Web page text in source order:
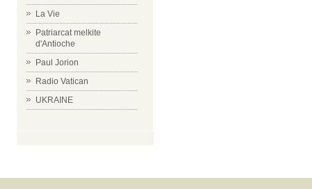
La Vie
Patriarcat melkite
d'Antioche
Paul Jorion
Radio Vatican
UKRAINE